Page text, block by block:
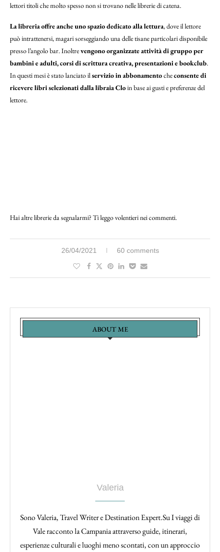
lettori titoli che molto spesso non si trovano nelle librerie di catena.
La libreria offre anche uno spazio dedicato alla lettura, dove il lettore
può intrattenersi, magari sorseggiando una delle tisane particolari disponibile
presso l’angolo bar. Inoltrevengono organizzate attività di gruppo per
bambini e adulti, corsi di scrittura creativa, presentazioni e bookclub.
In questi mesi è stato lanciato ilservizio in abbonamentocheconsente di
ricevere libri selezionati dalla libraia Cloin base ai gusti e preferenze del
lettore.
Hai altre librerie da segnalarmi? Ti leggo volentieri nei commenti.
26/04/2021 60 comments
ABOUT ME
Valeria
Sono Valeria, Travel Writer e Destination Expert.Su I viaggi di
Vale racconto la Campania attraverso guide, itinerari,
esperienze culturali e luoghi meno scontati, con un approccio